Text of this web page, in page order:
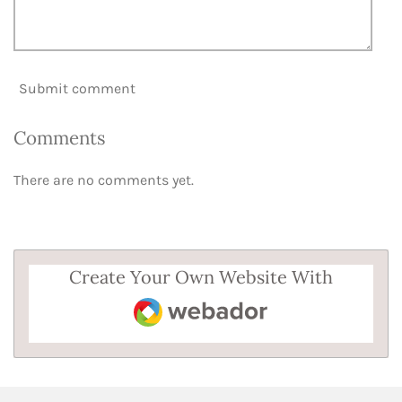
Submit comment
Comments
There are no comments yet.
Create Your Own Website With
Webador